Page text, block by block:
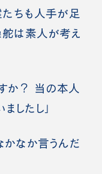
ちも人手が足
舵は素人が考え
か？ 当の本人
したし」
なか言うんだ